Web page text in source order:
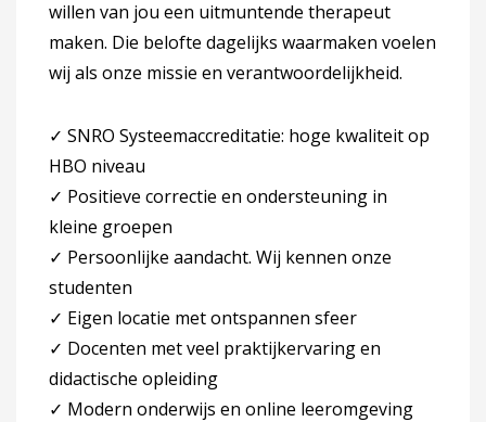
willen van jou een uitmuntende therapeut
maken. Die belofte dagelijks waarmaken voelen
wij als onze missie en verantwoordelijkheid.
✓ SNRO Systeemaccreditatie: hoge kwaliteit op
HBO niveau
✓ Positieve correctie en ondersteuning in
kleine groepen
✓ Persoonlijke aandacht. Wij kennen onze
studenten
✓ Eigen locatie met ontspannen sfeer
✓ Docenten met veel praktijkervaring en
didactische opleiding
✓ Modern onderwijs en online leeromgeving